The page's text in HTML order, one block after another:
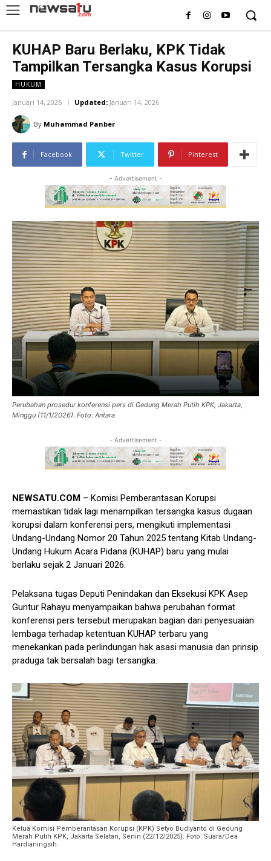
KUHAP Baru Berlaku, KPK Tidak
Tampilkan Tersangka Kasus Korupsi
HUKUM
Januari 14, 2026 Updated: Januari 14, 2026
By Muhammad Panber
Facebook Twitter Pinterest
- Advertisement -
Perubahan prosedur konferensi pers di Gedung Merah Putih KPK, Jakarta,
Minggu (11/1/2026). Foto: Antara
- Advertisement -
NEWSATU.COM – Komisi Pemberantasan Korupsi
memastikan tidak lagi menampilkan tersangka kasus dugaan
korupsi dalam konferensi pers, mengikuti implementasi
Undang-Undang Nomor 20 Tahun 2025 tentang Kitab Undang-
Undang Hukum Acara Pidana (KUHAP) baru yang mulai
berlaku sejak 2 Januari 2026.
Pelaksana tugas Deputi Penindakan dan Eksekusi KPK Asep
Guntur Rahayu menyampaikan bahwa perubahan format
konferensi pers tersebut merupakan bagian dari penyesuaian
lembaga terhadap ketentuan KUHAP terbaru yang
menekankan pada perlindungan hak asasi manusia dan prinsip
praduga tak bersalah bagi tersangka.
Ketua Komisi Pemberantasan Korupsi (KPK) Setyo Budiyanto di Gedung
Merah Putih KPK, Jakarta Selatan, Senin (22/12/2025). Foto: Suara/Dea
Hardianingsih